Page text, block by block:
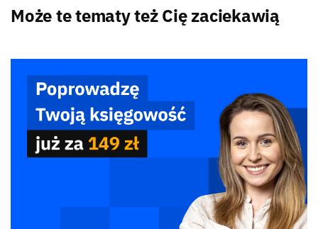
Może te tematy też Cię zaciekawią